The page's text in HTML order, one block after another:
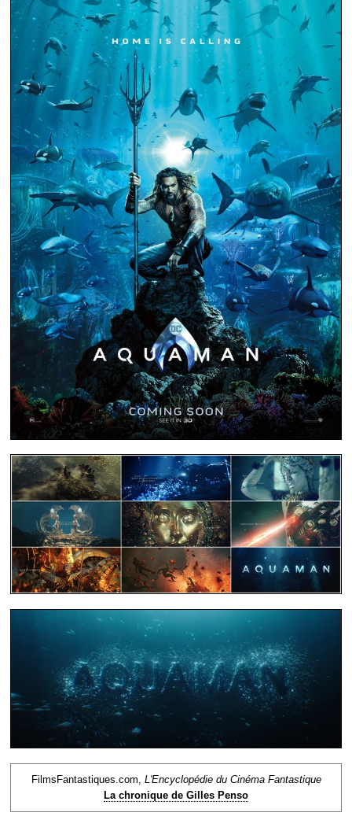
FilmsFantastiques.com, L'Encyclopédie du Cinéma Fantastique
La chronique de Gilles Penso